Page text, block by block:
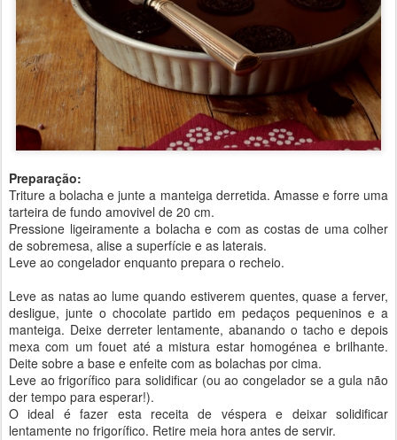
Preparação:
Triture a bolacha e junte a manteiga derretida. Amasse e forre uma
tarteira de fundo amovivel de 20 cm.
Pressione ligeiramente a bolacha e com as costas de uma colher
de sobremesa, alise a superfície e as laterais.
Leve ao congelador enquanto prepara o recheio.
Leve as natas ao lume quando estiverem quentes, quase a ferver,
desligue, junte o chocolate partido em pedaços pequeninos e a
manteiga. Deixe derreter lentamente, abanando o tacho e depois
mexa com um fouet até a mistura estar homogénea e brilhante.
Deite sobre a base e enfeite com as bolachas por cima.
Leve ao frigorífico para solidificar (ou ao congelador se a gula não
der tempo para esperar!).
O ideal é fazer esta receita de véspera e deixar solidificar
lentamente no frigorífico. Retire meia hora antes de servir.